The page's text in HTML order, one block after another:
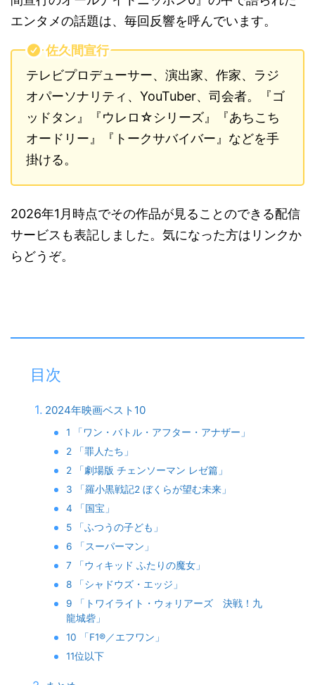
エンタメの話題は、毎回反響を呼んでいます。
佐久間宣行
テレビプロデューサー、演出家、作家、ラジ
オパーソナリティ、YouTuber、司会者。『ゴ
ッドタン』『ウレロ☆シリーズ』『あちこち
オードリー』『トークサバイバー』などを手
掛ける。
2026年1月時点でその作品が見ることのできる配信
サービスも表記しました。気になった方はリンクか
らどうぞ。
目次
2024年映画ベスト10
1 「ワン・バトル・アフター・アナザー」
2 「罪人たち」
2 「劇場版 チェンソーマン レゼ篇」
3 「羅小黒戦記2 ぼくらが望む未来」
4 「国宝」
5 「ふつうの子ども」
6 「スーパーマン」
7 「ウィキッド ふたりの魔女」
8 「シャドウズ・エッジ」
9 「トワイライト・ウォリアーズ 決戦！九
龍城砦」
10 「F1®／エフワン」
11位以下